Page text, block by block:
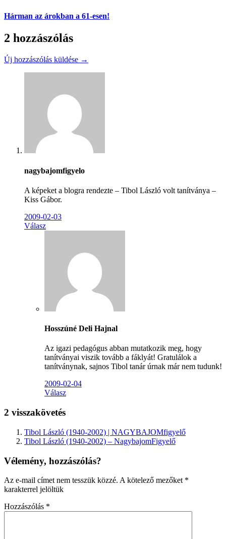
Hárman az árokban a 61-esen!
2 hozzászólás
Új hozzászólás küldése →
nagybajomfigyelo
A képeket a blogra rendezte – Tibol László volt tanítványa –
Kiss Gábor.
2009-02-03
Válasz
Hosszúné Deli Hajnal
Az igazi pedagógus abban mutatkozik meg, hogy
tanítványai viszik tovább a fáklyát! Gratulálok a
tanítványnak, sajnos Tibol tanár úrnak már nem tudunk!
2009-02-04
Válasz
2 visszakövetés
Tibol László (1940-2002) | NAGYBAJOMfigyelő
Tibol László (1940-2002) – NagybajomFigyelő
Vélemény, hozzászólás?
Az e-mail címet nem tesszük közzé. A kötelező mezőket *
karakterrel jelöltük
Hozzászólás *